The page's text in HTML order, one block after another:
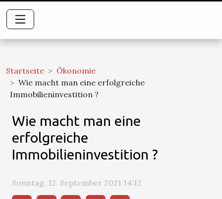
Startseite
Ökonomie
Wie macht man eine erfolgreiche
Immobilieninvestition ?
Wie macht man eine
erfolgreiche
Immobilieninvestition ?
Sonntag, 12. September 2021 14:12